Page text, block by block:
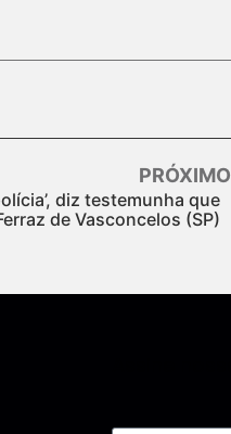
PRÓXIMO
diz testemunha que
de Vasconcelos (SP)